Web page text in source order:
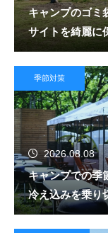
キャンプのゴミ
サイトを綺麗に
季節対策
2026.08.08
キャンプでの季
冷え込みを乗り